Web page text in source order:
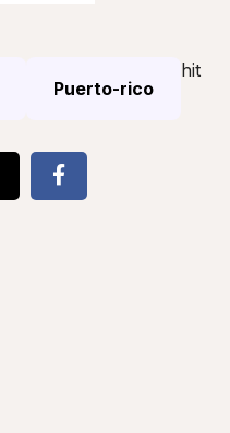
Puerto-rico
hit